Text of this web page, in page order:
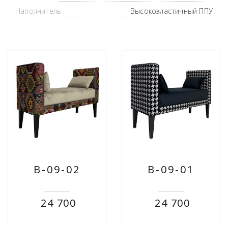
Наполнитель
Высокоэластичный ППУ
B-09-02
24 700
B-09-01
24 700